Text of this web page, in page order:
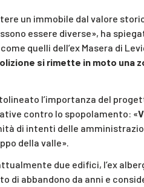
un immobile dal valore
essere diverse», ha
quelli dell’ex Masera di
si rimette in moto una
l’importanza del
contro lo spopolamento: «
di intenti delle
della valle».
due edifici, l’ex
di abbandono da anni e